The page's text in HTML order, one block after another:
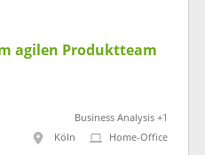
agilen Produktteam
Business Analysis +1
Köln
Home-Office